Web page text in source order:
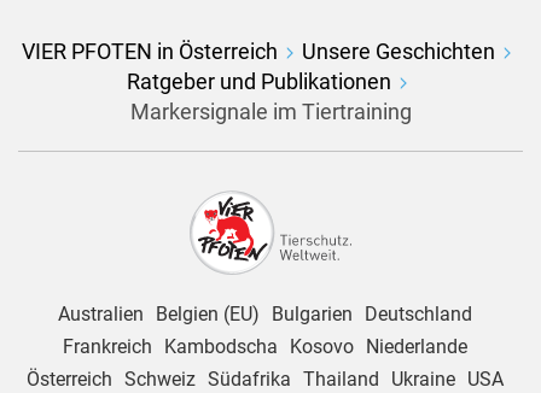
VIER PFOTEN in Österreich
Unsere Geschichten
Ratgeber und Publikationen
Markersignale im Tiertraining
Australien Belgien (EU) Bulgarien
Deutschland
Frankreich
Kambodscha Kosovo
Niederlande
Österreich Schweiz Südafrika Thailand Ukraine
USA